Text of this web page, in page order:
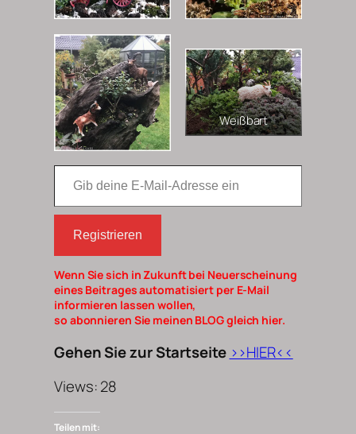
Weißbart
Gib deine E-Mail-Adresse ein
Registrieren
Wenn Sie sich in Zukunft bei Neuerscheinung
eines Beitrages automatisiert per E-Mail
informieren lassen wollen,
so abonnieren Sie meinen BLOG gleich hier.
Gehen Sie zur Startseite >>HIER<<
Views: 28
Teilen mit: